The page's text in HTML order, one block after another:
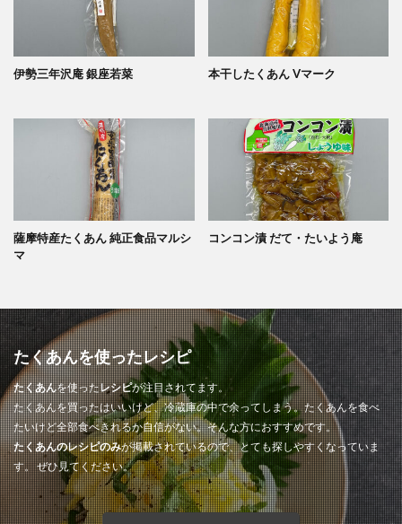
伊勢三年沢庵 銀座若菜 本干したくあん Vマーク
薩摩特産たくあん 純正食品マルシ
マ
コンコン漬 だて・たいよう庵
たくあんを使ったレシピ
たくあんを使ったレシピが注目されてます。
たくあんを買ったはいいけど、冷蔵庫の中で余ってしまう。たくあんを食べ
たいけど全部食べきれるか自信がない。そんな方におすすめです。
たくあんのレシピのみが掲載されているので、とても探しやすくなっていま
す。 ぜひ見てください。